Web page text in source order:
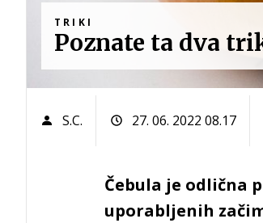
TRIKI
Poznate ta dva
S.C. 27. 06. 2022 08.17
Čebula je odlična
uporabljenih